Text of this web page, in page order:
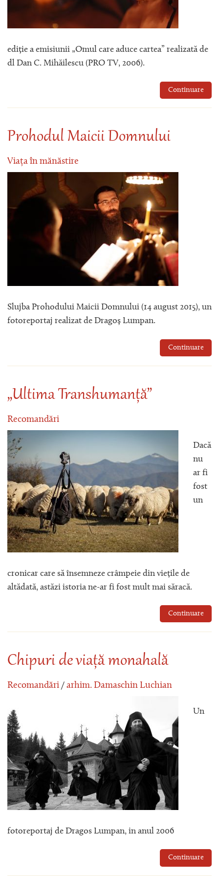
ediție a emisiunii „Omul care aduce cartea” realizată de
dl Dan C. Mihăilescu (PRO TV, 2006).
Continuare
Prohodul Maicii Domnului
Viața în mănăstire
Slujba Prohodului Maicii Domnului (14 august 2015), un
fotoreportaj realizat de Dragoș Lumpan.
Continuare
„Ultima Transhumanță”
Recomandări
Dacă
nu
ar fi
fost
un
cronicar care să însemneze crâmpeie din viețile de
altădată, astăzi istoria ne-ar fi fost mult mai săracă.
Continuare
Chipuri de viață monahală
Recomandări / arhim. Damaschin Luchian
Un
fotoreportaj de Dragos Lumpan, in anul 2006
Continuare